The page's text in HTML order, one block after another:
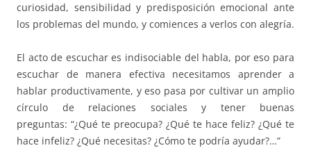
curiosidad, sensibilidad y predisposición emocional ante
los problemas del mundo, y comiences a verlos con alegría.
El acto de escuchar es indisociable del habla, por eso para
escuchar de manera efectiva necesitamos aprender a
hablar productivamente, y eso pasa por cultivar un amplio
círculo de relaciones sociales y tener buenas
preguntas: “¿Qué te preocupa? ¿Qué te hace feliz? ¿Qué te
hace infeliz? ¿Qué necesitas? ¿Cómo te podría ayudar?…”